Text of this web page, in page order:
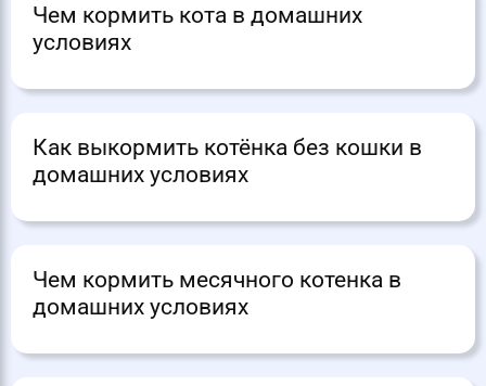
Чем кормить кота в домашних
условиях
Как выкормить котёнка без кошки в
домашних условиях
Чем кормить месячного котенка в
домашних условиях